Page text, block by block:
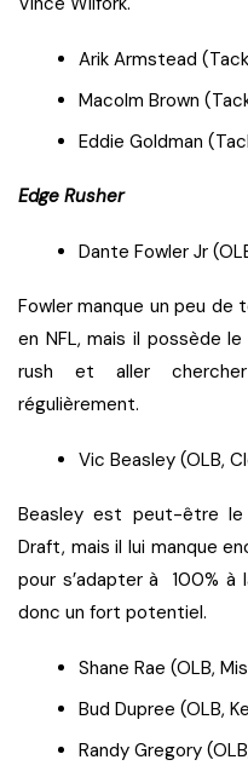
Arik Armstead
Macolm Brown
Eddie Goldman
Edge Rusher
Dante Fowler Jr
Fowler manque un peu
en NFL, mais il possède
rush et aller
régulièrement.
Vic Beasley (OLB,
Beasley est peut-être
Draft, mais il lui manque
pour s’adapter à 100% à
donc un fort potentiel.
Shane Rae (OLB,
Bud Dupree (OLB,
Randy Gregory